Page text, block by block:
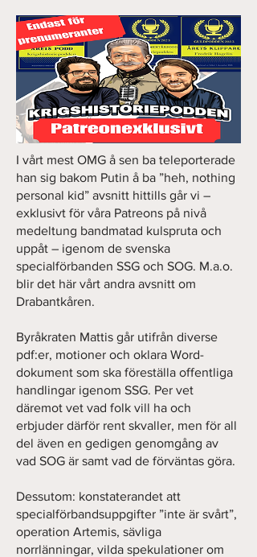
I vårt mest OMG å sen ba teleporterade
han sig bakom Putin å ba ”heh, nothing
personal kid” avsnitt hittills går vi –
exklusivt för våra Patreons på nivå
medeltung bandmatad kulspruta och
uppåt – igenom de svenska
specialförbanden SSG och SOG. M.a.o.
blir det här vårt andra avsnitt om
Drabantkåren.
Byråkraten Mattis går utifrån diverse
pdf:er, motioner och oklara Word-
dokument som ska föreställa offentliga
handlingar igenom SSG. Per vet
däremot vet vad folk vill ha och
erbjuder därför rent skvaller, men för all
del även en gedigen genomgång av
vad SOG är samt vad de förväntas göra.
Dessutom: konstaterandet att
specialförbandsuppgifter ”inte är svårt”,
operation Artemis, sävliga
norrlänningar, vilda spekulationer om